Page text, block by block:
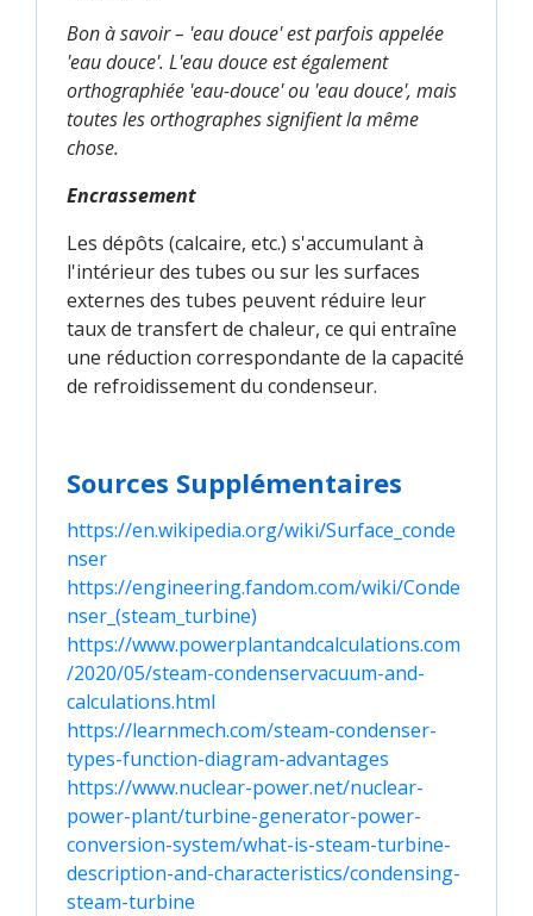
Bon à savoir – 'eau douce' est parfois appelée
'eau douce'. L'eau douce est également
orthographiée 'eau-douce' ou 'eau douce', mais
toutes les orthographes signifient la même
chose.
Encrassement
Les dépôts (calcaire, etc.) s'accumulant à
l'intérieur des tubes ou sur les surfaces
externes des tubes peuvent réduire leur
taux de transfert de chaleur, ce qui entraîne
une réduction correspondante de la capacité
de refroidissement du condenseur.
Sources Supplémentaires
https://en.wikipedia.org/wiki/Surface_conde
nser
https://engineering.fandom.com/wiki/Conde
nser_(steam_turbine)
https://www.powerplantandcalculations.com
/2020/05/steam-condenservacuum-and-
calculations.html
https://learnmech.com/steam-condenser-
types-function-diagram-advantages
https://www.nuclear-power.net/nuclear-
power-plant/turbine-generator-power-
conversion-system/what-is-steam-turbine-
description-and-characteristics/condensing-
steam-turbine